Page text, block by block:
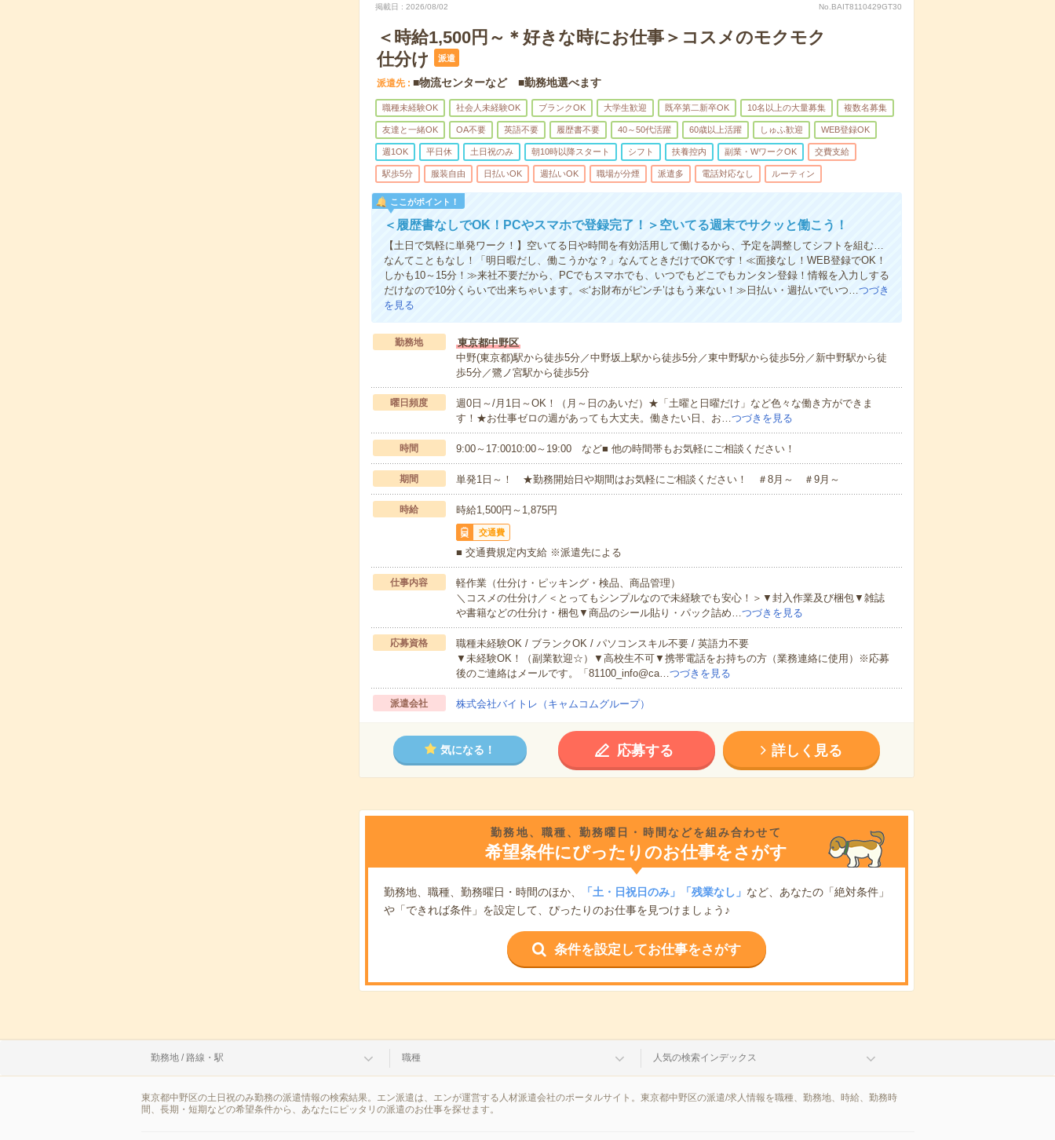
掲載日 2026/08/02 No.BAIT8110429GT30
＜時給1,500円～＊好きな時にお仕事＞コスメのモクモク
仕分け
派遣
派遣先 ■物流センターなど ■勤務地選べます
職種未経験OK 社会人未経験OK ブランクOK 大学生歓迎 既卒第二新卒OK 10名以上の大量募集 複数名募集
友達と一緒OK OA不要 英語不要 履歴書不要 40～50代活躍 60歳以上活躍 しゅふ歓迎 WEB登録OK
週1OK 平日休 土日祝のみ 朝10時以降スタート シフト 扶養控内 副業・WワークOK 交費支給
駅歩5分 服装自由 日払いOK 週払いOK 職場が分煙 派遣多 電話対応なし ルーティン
ここがポイント！
＜履歴書なしでOK！PCやスマホで登録完了！＞空いてる週末でサクッと働こう！
【土日で気軽に単発ワーク！】空いてる日や時間を有効活用して働けるから、予定を調整してシフトを組む…
なんてこともなし！「明日暇だし、働こうかな？」なんてときだけでOKです！≪面接なし！WEB登録でOK！
しかも10～15分！≫来社不要だから、PCでもスマホでも、いつでもどこでもカンタン登録！情報を入力しする
だけなので10分くらいで出来ちゃいます。≪‘お財布がピンチ’はもう来ない！≫日払い・週払いでいつ…つづき
を見る
勤務地
東京都中野区
中野(東京都)駅から徒歩5分／中野坂上駅から徒歩5分／東中野駅から徒歩5分／新中野駅から徒
歩5分／鷺ノ宮駅から徒歩5分
曜日頻度
週0日～/月1日～OK！（月～日のあいだ）★「土曜と日曜だけ」など色々な働き方ができま
す！★お仕事ゼロの週があっても大丈夫。働きたい日、お…つづきを見る
時間 9:00～17:0010:00～19:00 など■ 他の時間帯もお気軽にご相談ください！
期間 単発1日～！ ★勤務開始日や期間はお気軽にご相談ください！ ＃8月～ ＃9月～
時給 時給1,500円～1,875円
交通費
■ 交通費規定内支給 ※派遣先による
仕事内容
軽作業（仕分け・ピッキング・検品、商品管理）
＼コスメの仕分け／＜とってもシンプルなので未経験でも安心！＞▼封入作業及び梱包▼雑誌
や書籍などの仕分け・梱包▼商品のシール貼り・パック詰め…つづきを見る
応募資格
職種未経験OK / ブランクOK / パソコンスキル不要 / 英語力不要
▼未経験OK！（副業歓迎☆）▼高校生不可▼携帯電話をお持ちの方（業務連絡に使用）※応募
後のご連絡はメールです。「81100_info@ca…つづきを見る
派遣会社 株式会社バイトレ（キャムコムグループ）
気になる！ 応募する 詳しく見る
勤務地、職種、勤務曜日・時間などを組み合わせて
希望条件にぴったりのお仕事をさがす
勤務地、職種、勤務曜日・時間のほか、 「土・日祝日のみ」「残業なし」 など、あなたの「絶対条件」
や「できれば条件」を設定して、ぴったりのお仕事を見つけましょう♪
条件を設定してお仕事をさがす
勤務地 / 路線・駅 職種 人気の検索インデックス
東京都中野区の土日祝のみ勤務の派遣情報の検索結果。エン派遣は、エンが運営する人材派遣会社のポータルサイト。東京都中野区の派遣/求人情報を職種、勤務地、時給、勤務時
間、長期・短期などの希望条件から、あなたにピッタリの派遣のお仕事を探せます。